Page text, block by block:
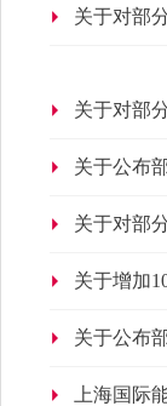
关于对部
关于对部
关于公布
关于对部
关于增加
关于公布
上海国际